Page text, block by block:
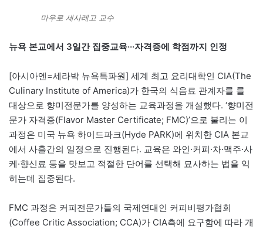
마우로 세사레고 교수
뉴욕 본교에서 3일간 집중교육···자격증에 학점까지 인정
[아시아엔=세라박 뉴욕특파원] 세계 최고 요리대학인 CIA(The
Culinary Institute of America)가 한국의 식음료 관계자를 를
대상으로 향미전문가를 양성하는 교육과정을 개설했다. ‘향미전
문가 자격증(Flavor Master Certificate; FMC)’으로 불리는 이
과정은 미국 뉴욕 하이드파크(Hyde PARK)에 위치한 CIA 본교
에서 사흘간의 일정으로 진행된다. 교육은 와인·커피·차·맥주·사
케·향신료 등을 맛보고 적절한 단어를 선택해 묘사하는 법을 익
히는데 집중된다.
FMC 과정은 커피전문가들의 국제연대인 커피비평가협회
(Coffee Critic Association; CCA)가 CIA측에 요구함에 따라 개